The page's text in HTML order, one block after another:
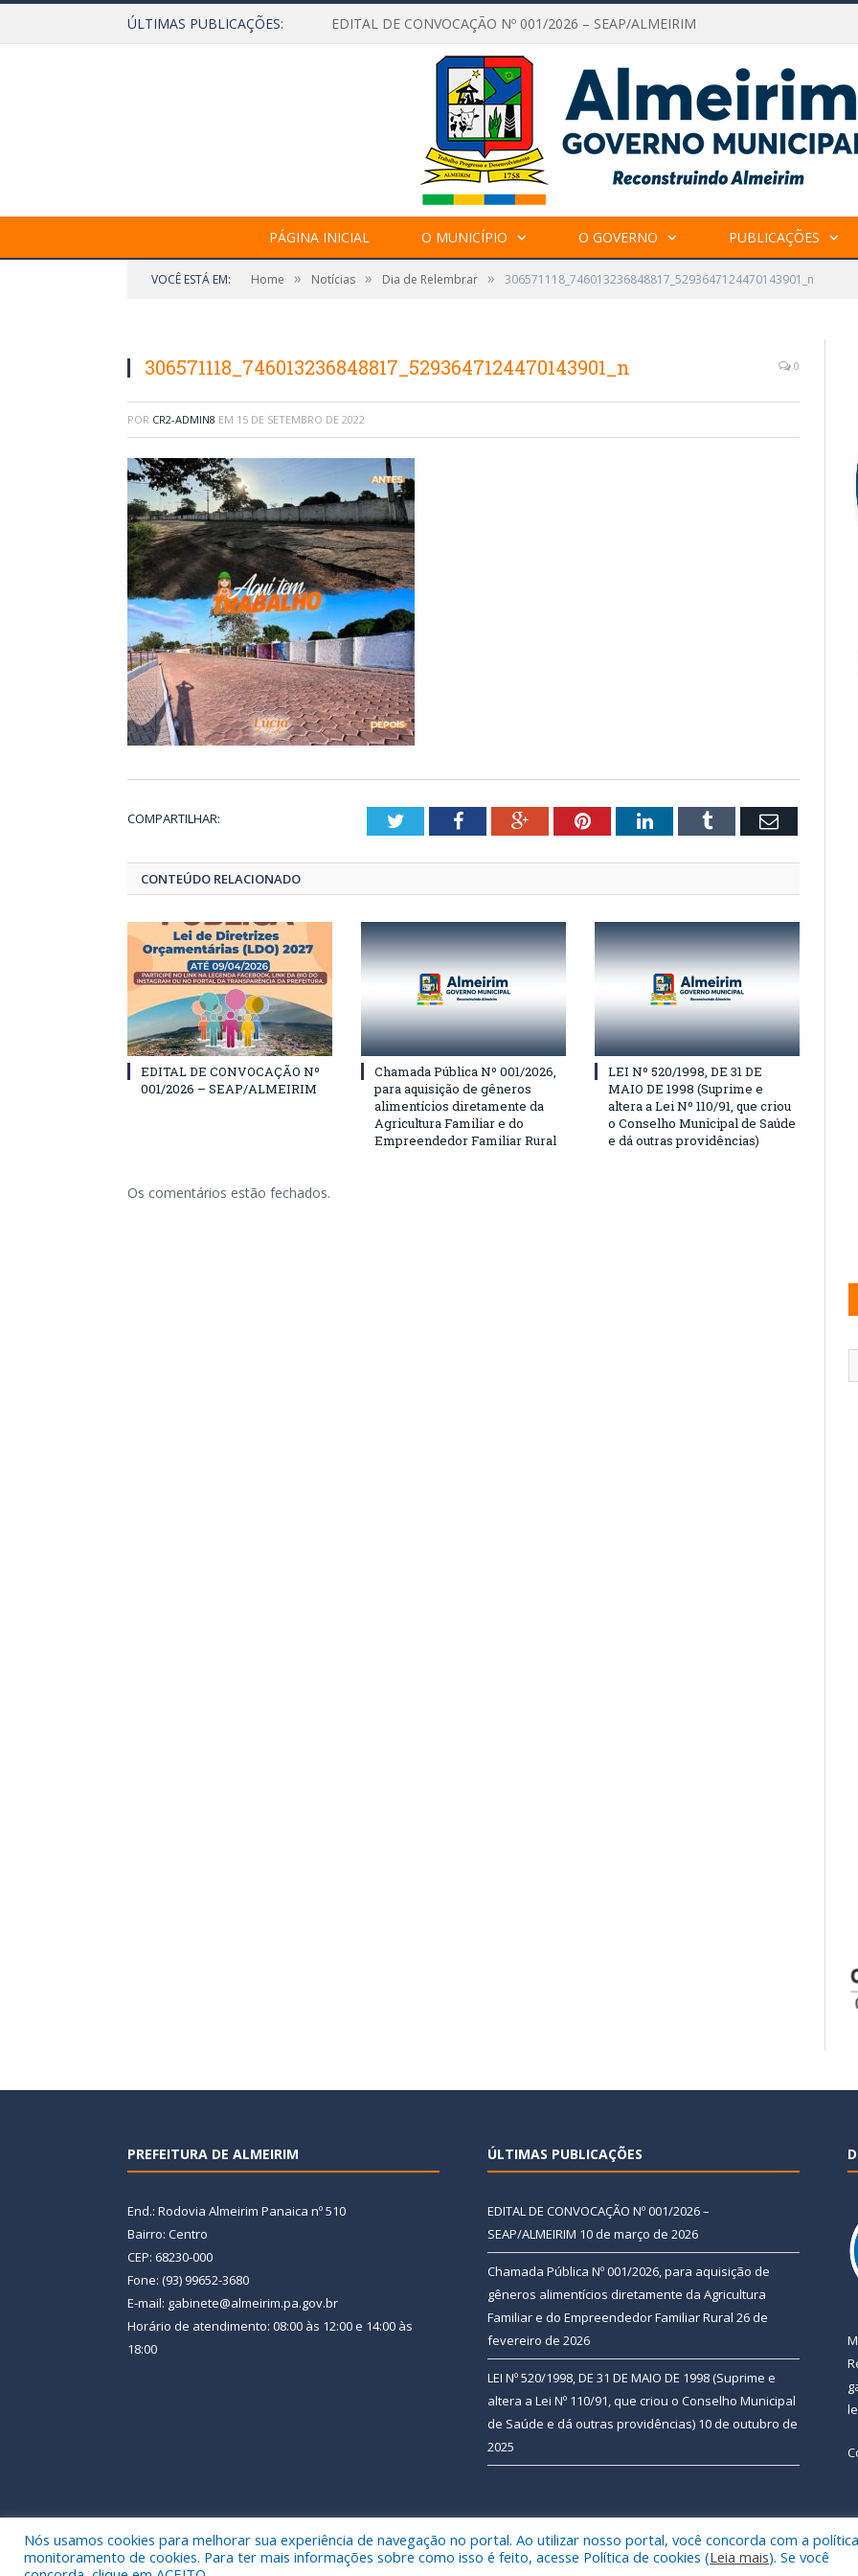
ÚLTIMAS PUBLICAÇÕES: EDITAL DE CONVOCAÇÃO Nº 001/2026 – SEAP/ALMEIRIM
PÁGINA INICIAL O MUNICÍPIO O GOVERNO PUBLICAÇÕES
VOCÊ ESTÁ EM: Home » Notícias » Dia de Relembrar » 306571118_746013236848817_5293647124470143901_n
306571118_746013236848817_5293647124470143901_n 0
POR CR2-ADMIN8 EM 15 DE SETEMBRO DE 2022
COMPARTILHAR: TwitterFacebookGoogle+PinterestLinkedInTumblr Email
CONTEÚDO RELACIONADO
EDITAL DE CONVOCAÇÃO Nº
001/2026 – SEAP/ALMEIRIM
Chamada Pública Nº 001/2026,
para aquisição de gêneros
alimentícios diretamente da
Agricultura Familiar e do
Empreendedor Familiar Rural
LEI Nº 520/1998, DE 31 DE
MAIO DE 1998 (Suprime e
altera a Lei Nº 110/91, que criou
o Conselho Municipal de Saúde
e dá outras providências)
Os comentários estão fechados.
PREFEITURA DE ALMEIRIM
End.: Rodovia Almeirim Panaica nº 510
Bairro: Centro
CEP: 68230-000
Fone: (93) 99652-3680
E-mail: gabinete@almeirim.pa.gov.br
Horário de atendimento: 08:00 às 12:00 e 14:00 às
18:00
ÚLTIMAS PUBLICAÇÕES
EDITAL DE CONVOCAÇÃO Nº 001/2026 –
SEAP/ALMEIRIM 10 de março de 2026
Chamada Pública Nº 001/2026, para aquisição de
gêneros alimentícios diretamente da Agricultura
Familiar e do Empreendedor Familiar Rural 26 de
fevereiro de 2026
LEI Nº 520/1998, DE 31 DE MAIO DE 1998 (Suprime e
altera a Lei Nº 110/91, que criou o Conselho Municipal
de Saúde e dá outras providências) 10 de outubro de
2025
Todos os direitos reservados a Prefeitura Municipal de Almeirim. Mapa do Site
Nós usamos cookies para melhorar sua experiência de navegação no portal. Ao utilizar nosso portal, você concorda com a
monitoramento de cookies. Para ter mais informações sobre como isso é feito, acesse Política de cookies (Leia mais). Se você